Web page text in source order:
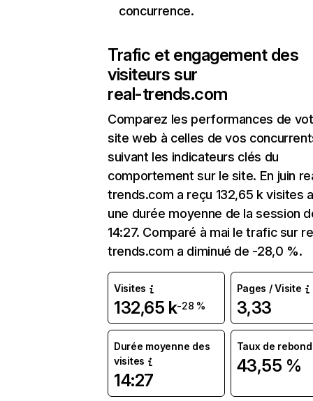
concurrence.
Trafic et engagement des
visiteurs sur
real-trends.com
Comparez les performances de
site web à celles de vos
suivant les indicateurs clés du
comportement sur le site. En juin
trends.com a reçu 132,65 k visites
une durée moyenne de la session
14:27. Comparé à mai le trafic sur
trends.com a diminué de -28,0 %.
Visites
132,65 k-28 %
Pages / Visite
3,33
Durée moyenne des
visites
14:27
Taux de rebond
43,55 %